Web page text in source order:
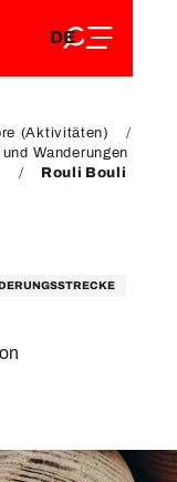
DE
FR
(Aktivitäten)
Wanderungen
Rouli Bouli